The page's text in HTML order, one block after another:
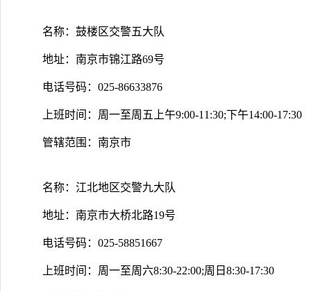
名称：鼓楼区交警五大队
地址：南京市锦江路69号
电话号码：025-86633876
上班时间：周一至周五上午9:00-11:30;下午14:00-17:30
管辖范围：南京市
名称：江北地区交警九大队
地址：南京市大桥北路19号
电话号码：025-58851667
上班时间：周一至周六8:30-22:00;周日8:30-17:30